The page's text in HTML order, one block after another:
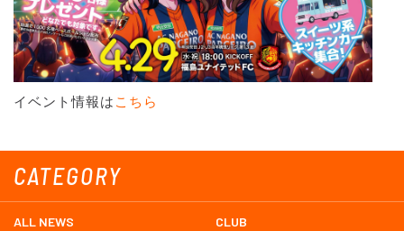
CATEGORY
ALL NEWS CLUB
イベント情報は こちら